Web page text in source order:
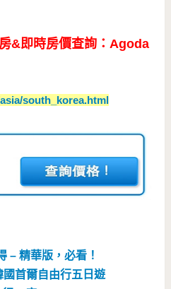
即時房價查詢：Agoda
south_korea.html
– 精華版，必看！
國首爾自由行五日遊